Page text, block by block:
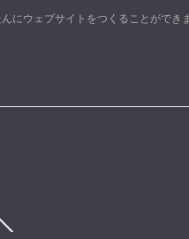
にウェブサイトをつくることができ